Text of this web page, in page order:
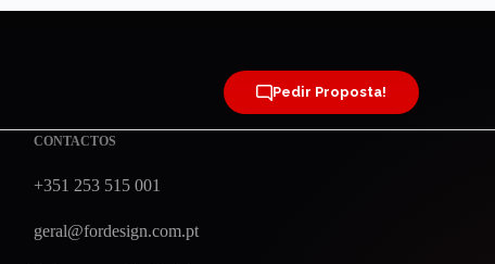
Pedir Proposta!
CONTACTOS
+351 253 515 001
geral@fordesign.com.pt